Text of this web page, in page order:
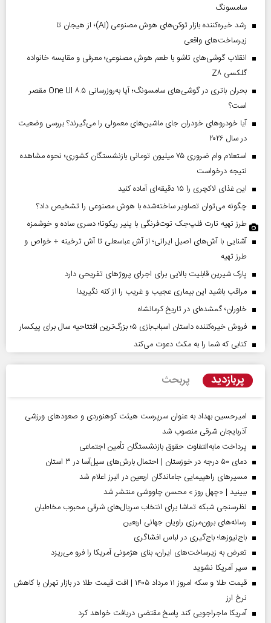
سامسونگ
رشد خیره‌کننده بازار توکن‌های هوش مصنوعی (AI)؛ از هیجان تا
زیرساخت‌های واقعی
انقلاب گوشی‌های تاشو‌ با طعم هوش مصنوعی؛ معرفی و مقایسه خانواده
گلکسی Z۸
بحران باتری در گوشی‌های سامسونگ؛ آیا به‌روزرسانی One UI ۸.۵ مقصر
است؟
آیا خودروهای خودران جای ماشین‌های معمولی را می‌گیرند؟ بررسی وضعیت
در سال ۲۰۲۶
استعلام وام ضروری ۷۵ میلیون تومانی بازنشستگان کشوری؛ نحوه مشاهده
نتیجه درخواست
این غذای لاکچری را ۱۵ دقیقه‌ای آماده کنید
چگونه می‌توان تصاویر ساخته‌شده با هوش مصنوعی را تشخیص داد؟
طرز تهیه تارت فلپ‌جک توت‌فرنگی با پنیر ریکوتا؛ دسری ساده و خوشمزه
آشنایی با آش‌های اصیل ایرانی؛ از آش عباسعلی تا آش ترخینه + خواص و
طرز تهیه
پارک شیرین قابلیت‌ بالایی برای اجرای پروژهای تفریحی دارد
مراقب باشید این بیماری عجیب و غریب را از کنه نگیرید!
خاوران؛ گمشده‌ای در تاریخ کرمانشاه
فروش خیره‌کننده داستان اسباب‌بازی ۵؛ بزرگ‌ترین افتتاحیه سال برای پیکسار
کتابی که شما را به مکث دعوت می‌کند
پربازدید پربحث
امیرحسین بهداد به عنوان سرپرست هیئت کوهنوردی و صعودهای ورزشی
آذربایجان شرقی منصوب شد
پرداخت مابه‌التفاوت حقوق بازنشستگان تأمین اجتماعی
دمای ۵۰ درجه در خوزستان | احتمال بارش‌های سیل‌آسا در ۳ استان
مسیر‌های راهپیمایی جاماندگان اربعین در البرز اعلام شد
ببینید | «چهل روز » محسن چاووشی منتشر شد
نظرسنجی شبکه تماشا برای انتخاب سریال‌های شرقی محبوب مخاطبان
رسانه‌های برون‌مرزی راویان جهانی اربعین
باج‌نیوزها؛ باج‌گیری در لباس افشاگری
تعرض به زیرساخت‌های ایران، بنای هژمونی آمریکا را فرو می‌ریزد
سپر آمریکا نشوید
قیمت طلا و سکه امروز ۱۱ مرداد ۱۴۰۵ | افت قیمت طلا در بازار تهران با کاهش
نرخ ارز
آمریکا ماجراجویی کند پاسخ مقتضی دریافت خواهد کرد